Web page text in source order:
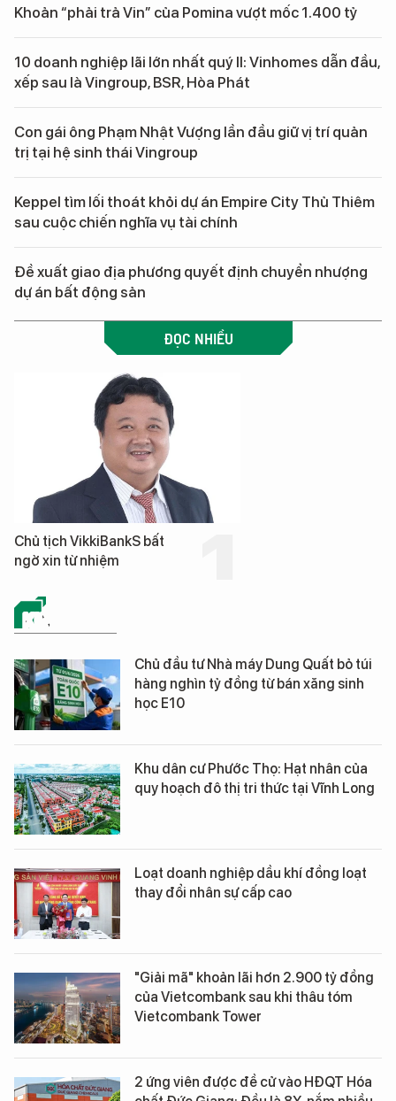
Khoản “phải trả Vin” của Pomina vượt mốc 1.400 tỷ
10 doanh nghiệp lãi lớn nhất quý II: Vinhomes dẫn đầu,
xếp sau là Vingroup, BSR, Hòa Phát
Con gái ông Phạm Nhật Vượng lần đầu giữ vị trí quản
trị tại hệ sinh thái Vingroup
Keppel tìm lối thoát khỏi dự án Empire City Thủ Thiêm
sau cuộc chiến nghĩa vụ tài chính
Đề xuất giao địa phương quyết định chuyển nhượng
dự án bất động sản
ĐỌC NHIỀU
Chủ tịch VikkiBankS bất
ngờ xin từ nhiệm
KINH TẾ SỐ
Chủ đầu tư Nhà máy Dung Quất bỏ túi
hàng nghìn tỷ đồng từ bán xăng sinh
học E10
Khu dân cư Phước Thọ: Hạt nhân của
quy hoạch đô thị tri thức tại Vĩnh Long
Loạt doanh nghiệp dầu khí đồng loạt
thay đổi nhân sự cấp cao
"Giải mã" khoản lãi hơn 2.900 tỷ đồng
của Vietcombank sau khi thâu tóm
Vietcombank Tower
2 ứng viên được đề cử vào HĐQT Hóa